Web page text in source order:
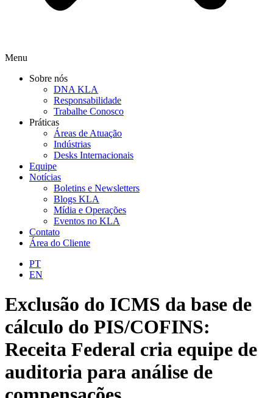
Menu
Sobre nós
DNA KLA
Responsabilidade
Trabalhe Conosco
Práticas
Áreas de Atuação
Indústrias
Desks Internacionais
Equipe
Notícias
Boletins e Newsletters
Blogs KLA
Mídia e Operações
Eventos no KLA
Contato
Área do Cliente
PT
EN
Exclusão do ICMS da base de
cálculo do PIS/COFINS:
Receita Federal cria equipe de
auditoria para análise de